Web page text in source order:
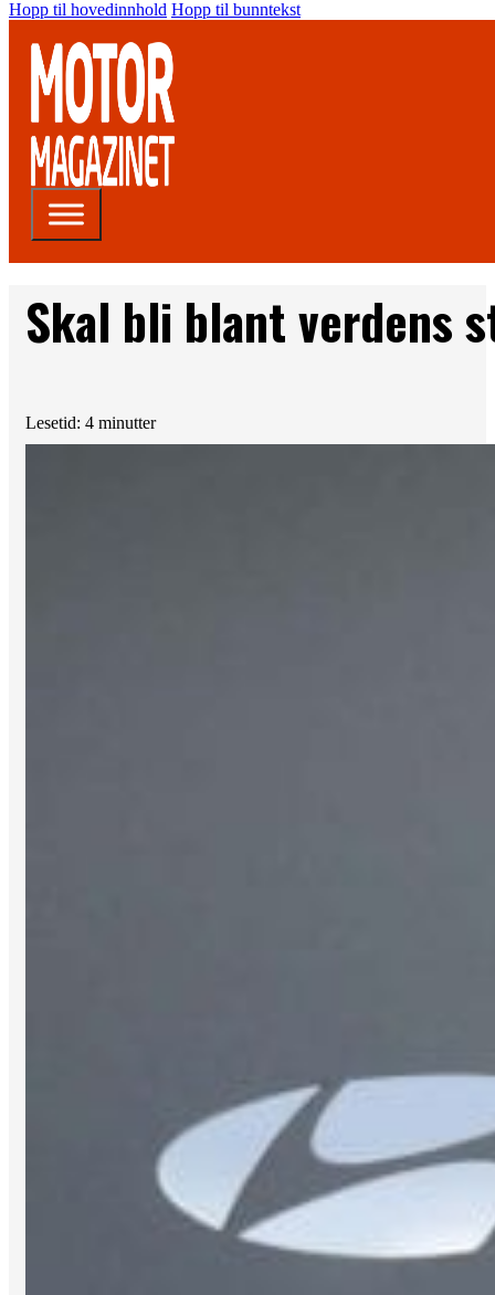
Hopp til hovedinnhold Hopp til bunntekst
Skal bli blant verdens
Lesetid: 4 minutter